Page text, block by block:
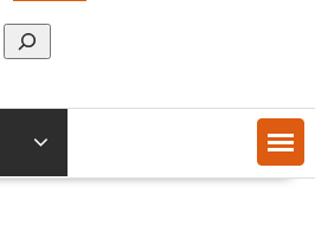
Zoeken